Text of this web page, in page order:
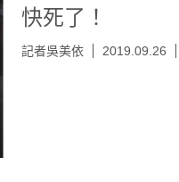
快死了！
記者吳美依 2019.09.26